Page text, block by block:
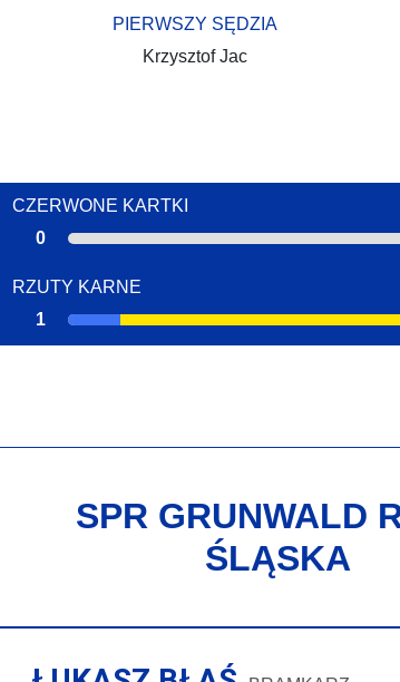
PIERWSZY SĘDZIA
Krzysztof Jac
CZERWONE KARTKI
0
RZUTY KARNE
1
SPR GRUNWALD
ŚLĄSKA